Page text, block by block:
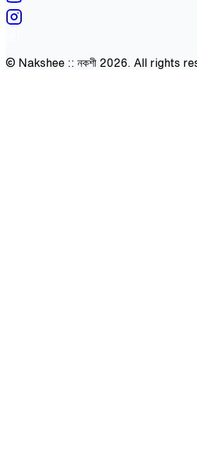
© Nakshee :: নকশী 2026. All rights